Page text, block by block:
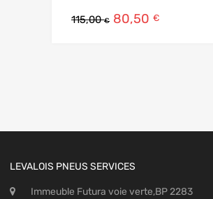
115,00€ 80,50 €
LEVALOIS PNEUS SERVICES
Immeuble Futura voie verte,BP 2283